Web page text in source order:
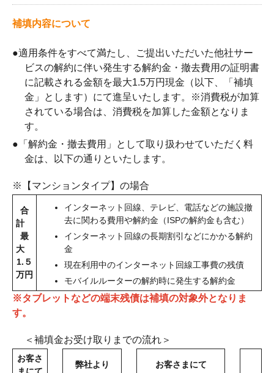
補填内容について
●適用条件をすべて満たし、ご提出いただいた他社サー
ビスの解約に伴い発生する解約金・撤去費用の証明書
に記載される金額を最大1.5万円現金（以下、「補填
金」とします）にて進呈いたします。※消費税が加算
されている場合は、消費税を加算した金額となりま
す。
● 「解約金・撤去費用」として取り扱わせていただく料
金は、以下の通りといたします。
※【マンションタイプ】の場合
合
計
最
大
1.５
万円
インターネット回線、テレビ、電話などの施設撤
去に関わる費用や解約金（ISPの解約金も含む）
インターネット回線の長期割引などにかかる解約
金
現在利用中のインターネット回線工事費の残債
モバイルルーターの解約時に発生する解約金
※タブレットなどの端末残債は補填の対象外となりま
す。
＜補填金お受け取りまでの流れ＞
お客さ
まにて
弊社より お客さまにて